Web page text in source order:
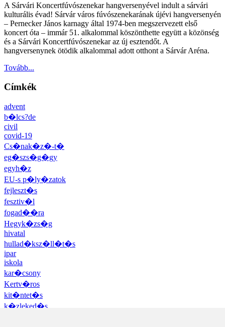
A Sárvári Koncertfúvószenekar hangversenyével indult a sárvári
kulturális évad! Sárvár város fúvószenekarának újévi hangversenyén
– Pernecker János karnagy által 1974-ben megszervezett első
koncert óta – immár 51. alkalommal köszönthette együtt a közönség
és a Sárvári Koncertfúvószenekar az új esztendőt. A
hangversenynek ötödik alkalommal adott otthont a Sárvár Aréna.
Tovább...
Címkék
advent
b�lcs?de
civil
covid-19
Cs�nak�z�-t�
eg�szs�g�gy
egyh�z
EU-s p�ly�zatok
fejleszt�s
fesztiv�l
fogad��ra
Hegyk�zs�g
hivatal
hullad�ksz�ll�t�s
ipar
iskola
kar�csony
Kertv�ros
kit�ntet�s
k�zleked�s